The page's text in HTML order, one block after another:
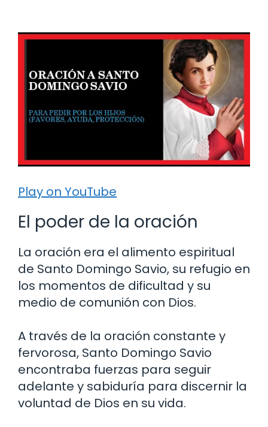
Play on YouTube
El poder de la oración
La oración era el alimento espiritual
de Santo Domingo Savio, su refugio en
los momentos de dificultad y su
medio de comunión con Dios.
A través de la oración constante y
fervorosa, Santo Domingo Savio
encontraba fuerzas para seguir
adelante y sabiduría para discernir la
voluntad de Dios en su vida.